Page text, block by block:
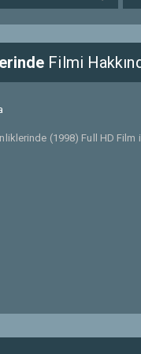
Filmi
(1998) Full HD Film